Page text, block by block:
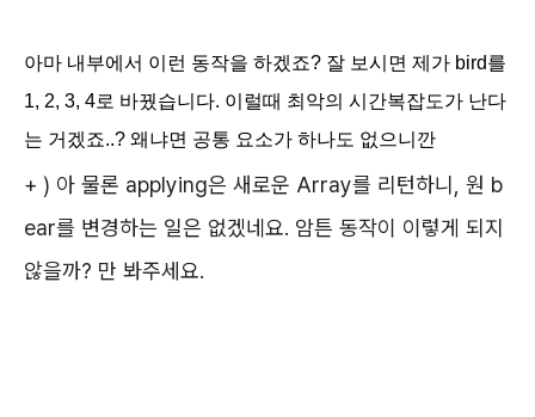
아마 내부에서 이런 동작을 하겠죠? 잘 보시면 제가 bird를
1, 2, 3, 4로 바꿨습니다. 이럴때 최악의 시간복잡도가 난다
는 거겠죠..? 왜냐면 공통 요소가 하나도 없으니깐
+ ) 아 물론 applying은 새로운 Array를 리턴하니, 원 b
ear를 변경하는 일은 없겠네요. 암튼 동작이 이렇게 되지
않을까? 만 봐주세요.